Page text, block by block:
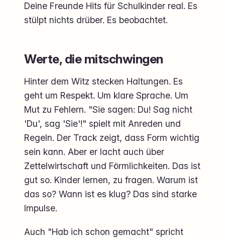
Deine Freunde Hits für Schulkinder real. Es
stülpt nichts drüber. Es beobachtet.
Werte, die mitschwingen
Hinter dem Witz stecken Haltungen. Es
geht um Respekt. Um klare Sprache. Um
Mut zu Fehlern. "Sie sagen: Du! Sag nicht
'Du', sag 'Sie'!" spielt mit Anreden und
Regeln. Der Track zeigt, dass Form wichtig
sein kann. Aber er lacht auch über
Zettelwirtschaft und Förmlichkeiten. Das ist
gut so. Kinder lernen, zu fragen. Warum ist
das so? Wann ist es klug? Das sind starke
Impulse.
Auch "Hab ich schon gemacht" spricht